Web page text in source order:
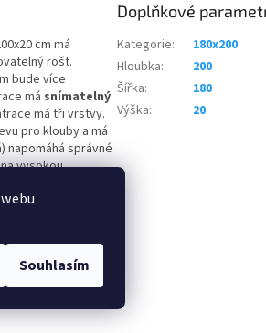
Souhlasím
cm má
rošt.
bude více
má snímatelný
má tři vrstvy.
pro klouby a má
napomáhá správné
vysokou
líné pěny
Doplňkové
Kategorie:
180x200
Hloubka:
200
Šířka:
180
Výška: 20